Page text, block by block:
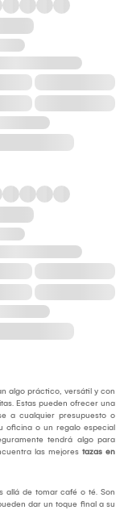
algo práctico, versátil y con
Estas pueden ofrecer una
a cualquier presupuesto o
oficina o un regalo especial
tendrá algo para
las mejores tazas en
allá de tomar café o té. Son
dar un toque final a su